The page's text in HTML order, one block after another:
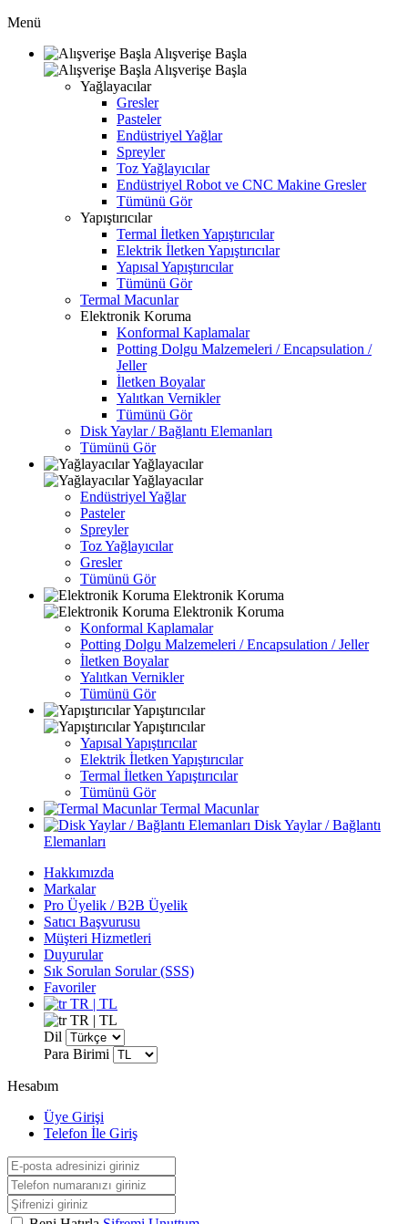
Menü
Alışverişe Başla
Alışverişe Başla
Yağlayacılar
Gresler
Pasteler
Endüstriyel Yağlar
Spreyler
Toz Yağlayıcılar
Endüstriyel Robot ve CNC Makine Gresler
Tümünü Gör
Yapıştırıcılar
Termal İletken Yapıştırıcılar
Elektrik İletken Yapıştırıcılar
Yapısal Yapıştırıcılar
Tümünü Gör
Termal Macunlar
Elektronik Koruma
Konformal Kaplamalar
Potting Dolgu Malzemeleri / Encapsulation /
Jeller
İletken Boyalar
Yalıtkan Vernikler
Tümünü Gör
Disk Yaylar / Bağlantı Elemanları
Tümünü Gör
Yağlayacılar
Yağlayacılar
Endüstriyel Yağlar
Pasteler
Spreyler
Toz Yağlayıcılar
Gresler
Tümünü Gör
Elektronik Koruma
Elektronik Koruma
Konformal Kaplamalar
Potting Dolgu Malzemeleri / Encapsulation / Jeller
İletken Boyalar
Yalıtkan Vernikler
Tümünü Gör
Yapıştırıcılar
Yapıştırıcılar
Yapısal Yapıştırıcılar
Elektrik İletken Yapıştırıcılar
Termal İletken Yapıştırıcılar
Tümünü Gör
Termal Macunlar
Disk Yaylar / Bağlantı
Elemanları
Hakkımızda
Markalar
Pro Üyelik / B2B Üyelik
Satıcı Başvurusu
Müşteri Hizmetleri
Duyurular
Sık Sorulan Sorular (SSS)
Favoriler
TR | TL
TR | TL
Dil
Para Birimi
Hesabım
Üye Girişi
Telefon İle Giriş